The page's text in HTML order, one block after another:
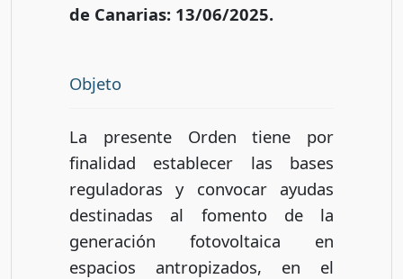
de Canarias: 13/06/2025.
Objeto
La presente Orden tiene por
finalidad establecer las bases
reguladoras y convocar ayudas
destinadas al fomento de la
generación fotovoltaica en
espacios antropizados, en el